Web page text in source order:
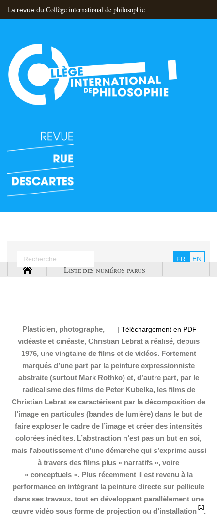
La revue du Collège international de philosophie
FR EN
Liste des numéros parus
| Téléchargement en PDF
Plasticien, photographe,
vidéaste et cinéaste, Christian Lebrat a réalisé, depuis
1976, une vingtaine de films et de vidéos. Fortement
marqués d’une part par la peinture expressionniste
abstraite (surtout Mark Rothko) et, d’autre part, par le
radicalisme des films de Peter Kubelka, les films de
Christian Lebrat se caractérisent par la décomposition de
l’image en particules (bandes de lumière) dans le but de
faire exploser le cadre de l’image et créer des intensités
colorées inédites. L’abstraction n’est pas un but en soi,
mais l’aboutissement d’une démarche qui s’exprime aussi
à travers des films plus « narratifs », voire
« conceptuels ». Plus récemment il est revenu à la
performance en intégrant la peinture directe sur pellicule
dans ses travaux, tout en développant parallèlement une
œuvre vidéo sous forme de projection ou d’installation [1].